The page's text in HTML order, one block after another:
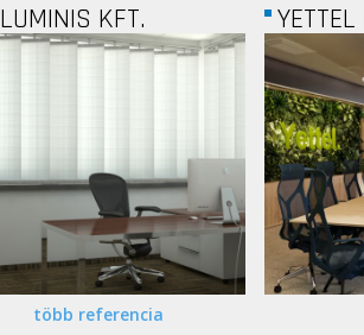
YETTEL BOARDROOM
több referencia